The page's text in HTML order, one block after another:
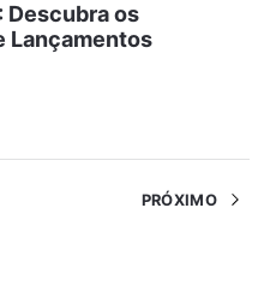
Descubra os
Lançamentos
PRÓXIMO